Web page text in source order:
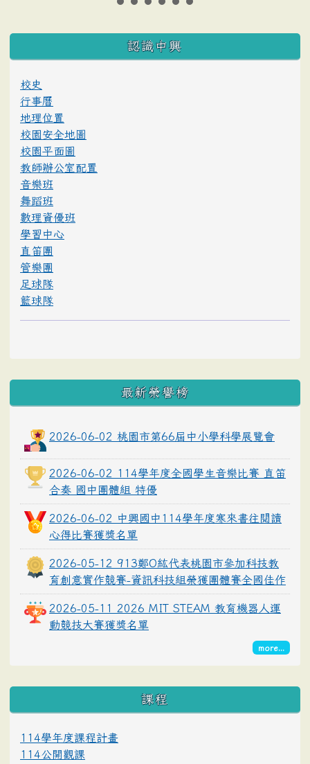
:::
認識中興
校史
行事曆
地理位置
校園安全地圖
校園平面圖
教師辦公室配置
音樂班
舞蹈班
數理資優班
學習中心
直笛團
管樂團
足球隊
籃球隊
最新榮譽榜
2026-06-02 桃園市第66屆中小學科學展覽會
2026-06-02 114學年度全國學生音樂比賽 直笛
合奏 國中團體組 特優
2026-06-02 中興國中114學年度寒來書往閱讀
心得比賽獲獎名單
2026-05-12 913鄭O紘代表桃園市參加科技教
育創意實作競賽-資訊科技組榮獲團體賽全國佳作
2026-05-11 2026 MIT STEAM 教育機器人運
動競技大賽獲獎名單
more...
課程
114學年度課程計畫
114公開觀課